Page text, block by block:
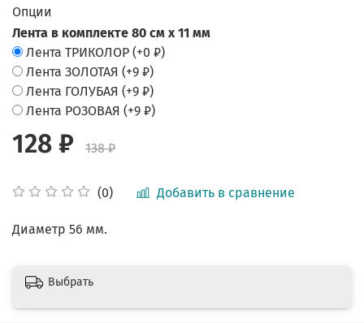
(0) Добавить в сравнение
Опции
Лента в комплекте 80 см х 11 мм
Лента ТРИКОЛОР (+0 ₽)
Лента ЗОЛОТАЯ (+9 ₽)
Лента ГОЛУБАЯ (+9 ₽)
Лента РОЗОВАЯ (+9 ₽)
128 ₽ 138 ₽
Диаметр 56 мм.
Выбрать